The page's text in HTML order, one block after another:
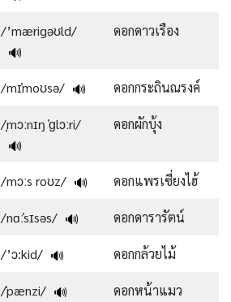
/’mærigəʊld/
🔊
ดอกดาวเรือง
/mɪˈmoʊsə/ 🔊 ดอกกระถินณรงค์
/ˌmɔːnɪŋ ˈɡlɔːri/
🔊
ดอกผักบุ้ง
/mɔːs roʊz/ 🔊 ดอกแพรเซี่ยงไฮ้
/nɑːˈsɪsəs/ 🔊 ดอกดารารัตน์
/’ɔ:kid/ 🔊 ดอกกล้วยไม้
/ˈpænzi/ 🔊 ดอกหน้าแมว